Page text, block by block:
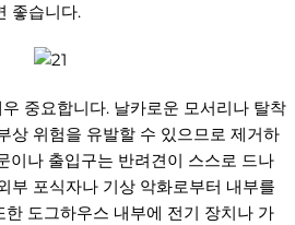
좋습니다.
중요합니다. 날카로운 모서리나 탈착
상 위험을 유발할 수 있으므로 제거하
이나 출입구는 반려견이 스스로 드나
부 포식자나 기상 악화로부터 내부를
도그하우스 내부에 전기 장치나 가